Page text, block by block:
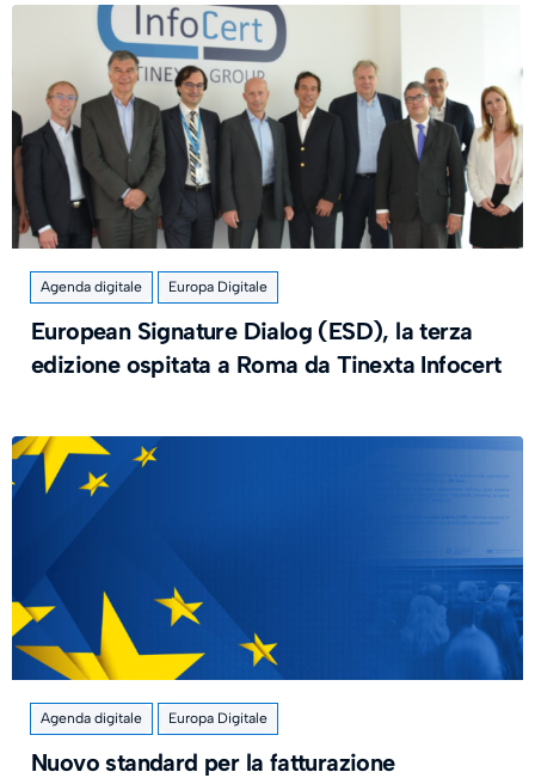
Agenda digitale Europa Digitale
European Signature Dialog (ESD), la terza
edizione ospitata a Roma da Tinexta Infocert
Agenda digitale Europa Digitale
Nuovo standard per la fatturazione